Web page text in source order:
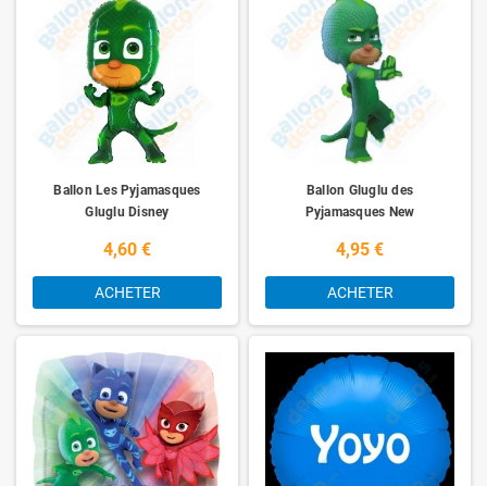
années à venir, laissant derrière eux un héritage durable dans le monde de
l'animation pour enfants
Les Héros des Pyjamasques sont présents chez Ballonsdeco.com.
Retrouvez nos trois mini-héros rigolos Bibou, Yoyo et Gluglu, pour une
décoration d'anniversaire incroyable. À minuit, nos trois héros enfilent
leurs pyjamas et parcourent les rues de nuit au lieu de dormir. Ils vivent
des aventures plus folles les unes que les autres et sont admirés par
optez pour nos ballons pour une décoration digne d'un dessin animé.
que pour ses invités.
Ils sont tous réutilisables avec leurs valves anti-retour. Bien conservés,
nos ballons pourront être regonflés 10 à 20 fois sur plusieurs années sans
Ballon Les Pyjamasques
Gluglu Disney
4,60 €
ACHETER
Ballon Gluglu des
Pyjamasques New
4,95 €
ACHETER